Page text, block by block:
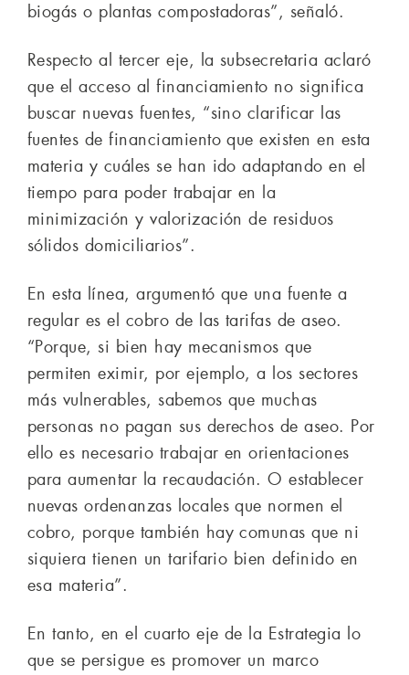
biogás o plantas compostadoras”, señaló.
Respecto al tercer eje, la subsecretaria aclaró
que el acceso al financiamiento no significa
buscar nuevas fuentes, “sino clarificar las
fuentes de financiamiento que existen en esta
materia y cuáles se han ido adaptando en el
tiempo para poder trabajar en la
minimización y valorización de residuos
sólidos domiciliarios”.
En esta línea, argumentó que una fuente a
regular es el cobro de las tarifas de aseo.
“Porque, si bien hay mecanismos que
permiten eximir, por ejemplo, a los sectores
más vulnerables, sabemos que muchas
personas no pagan sus derechos de aseo. Por
ello es necesario trabajar en orientaciones
para aumentar la recaudación. O establecer
nuevas ordenanzas locales que normen el
cobro, porque también hay comunas que ni
siquiera tienen un tarifario bien definido en
esa materia”.
En tanto, en el cuarto eje de la Estrategia lo
que se persigue es promover un marco